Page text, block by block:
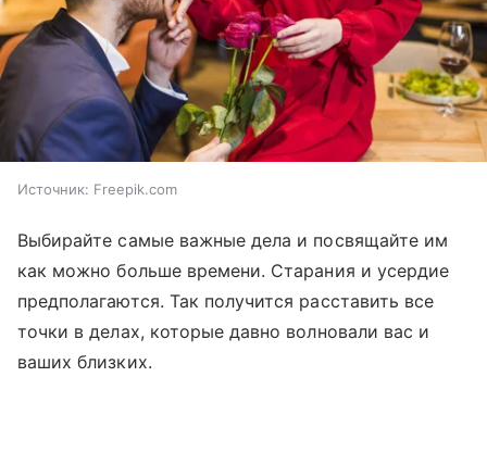
Источник: Freepik.com
Выбирайте самые важные дела и посвящайте им
как можно больше времени. Старания и усердие
предполагаются. Так получится расставить все
точки в делах, которые давно волновали вас и
ваших близких.